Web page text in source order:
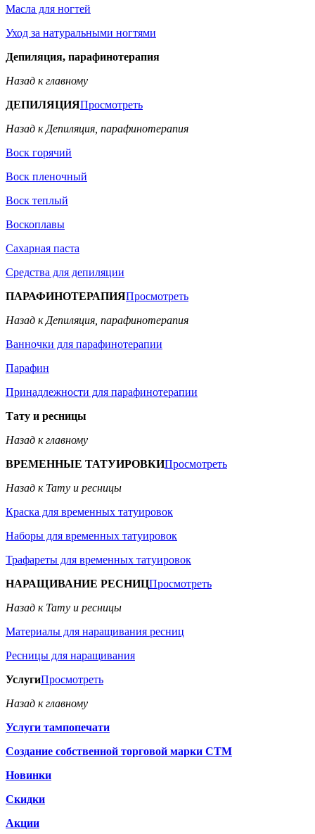
Масла для ногтей
Уход за натуральными ногтями
Депиляция, парафинотерапия
Назад к главному
ДЕПИЛЯЦИЯПросмотреть
Назад к Депиляция, парафинотерапия
Воск горячий
Воск пленочный
Воск теплый
Воскоплавы
Сахарная паста
Средства для депиляции
ПАРАФИНОТЕРАПИЯПросмотреть
Назад к Депиляция, парафинотерапия
Ванночки для парафинотерапии
Парафин
Принадлежности для парафинотерапии
Тату и ресницы
Назад к главному
ВРЕМЕННЫЕ ТАТУИРОВКИПросмотреть
Назад к Тату и ресницы
Краска для временных татуировок
Наборы для временных татуировок
Трафареты для временных татуировок
НАРАЩИВАНИЕ РЕСНИЦПросмотреть
Назад к Тату и ресницы
Материалы для наращивания ресниц
Ресницы для наращивания
УслугиПросмотреть
Назад к главному
Услуги тампопечати
Создание собственной торговой марки СТМ
Новинки
Скидки
Акции